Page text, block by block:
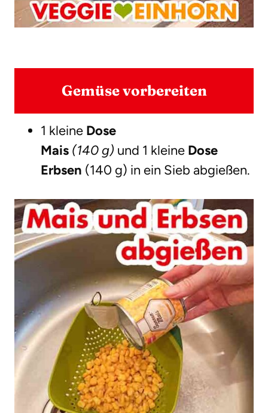
Gemüse vorbereiten
1 kleine Dose
Mais (140 g) und 1 kleine Dose
Erbsen (140 g) in ein Sieb abgießen.